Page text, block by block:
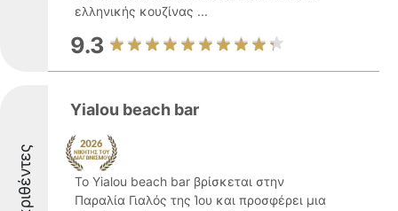
ελληνικής κουζίνας ...
9.3
Yialou beach bar
Το Yialou beach bar βρίσκεται στην
Παραλία Γιαλός της Ίου και προσφέρει μια